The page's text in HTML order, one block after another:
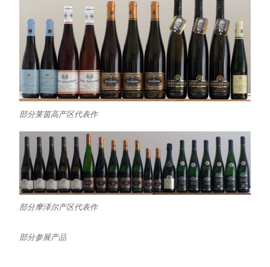
部分莱茵高产区代表作
部分摩泽尔产区代表作
部分参展产品